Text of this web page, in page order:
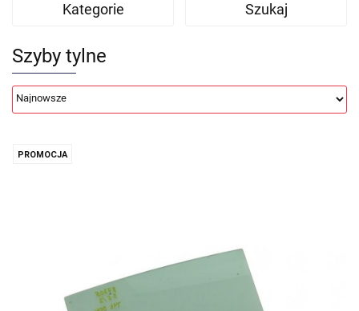
Kategorie Szukaj
Szyby tylne
PROMOCJA